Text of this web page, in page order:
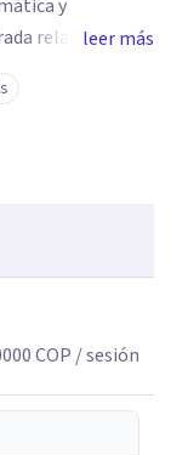
y
relacional y
lo que te
y a
más
tengo
que
vínculos
leer más
COP / sesión